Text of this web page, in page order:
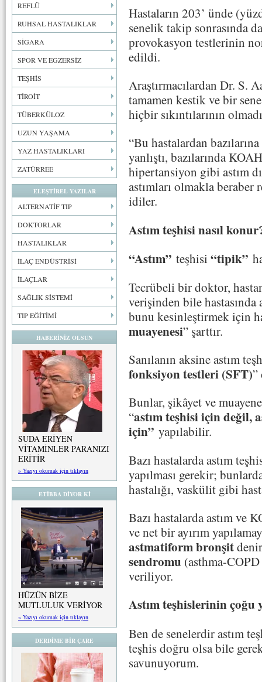
REFLÜ
RUHSAL HASTALIKLAR
SİGARA
SPOR VE EGZERSİZ
TEŞHİS
TİROİT
TÜBERKÜLOZ
UZUN YAŞAMA
YAZ HASTALIKLARI
ZATÜRREE
ELEŞTİREL YAZILAR
ALTERNATİF TIP
DOKTORLAR
HASTALIKLAR
İLAÇ ENDÜSTRİSİ
İLAÇLAR
SAĞLIK SİSTEMİ
TIP EĞİTİMİ
HABERİNİZ OLSUN
SUDA ERİYEN
VİTAMİNLER PARANIZI
ERİTİR
» Yazıyı okumak için tıklayın
ETİBBA DİYOR Kİ
HÜZÜN BİZE
MUTLULUK VERİYOR
» Yazıyı okumak için tıklayın
DERDİME BİR ÇARE
Hastaların 203’ ünde
senelik takip sonrasında
provokasyon testlerinin
edildi.
Araştırmacılardan Dr. S.
tamamen kestik ve bir
hiçbir sıkıntılarının
“Bu hastalardan
yanlıştı, bazılarında
hipertansiyon gibi astım
astımları olmakla
idiler.
Astım teşhisi nasıl
“Astım” teşhisi “tipik”
Tecrübeli bir doktor,
verişinden bile
bunu kesinleştirmek için
muayenesi” şarttır.
Sanılanın aksine astım
fonksiyon testleri (SFT)”
Bunlar, şikâyet ve
“astım teşhisi için değil,
için” yapılabilir.
Bazı hastalarda astım
yapılması gerekir;
hastalığı, vaskülit gibi
Bazı hastalarda astım ve
ve net bir ayırım
astmatiform bronşit
sendromu (asthma-
veriliyor.
Astım teşhislerinin çoğu
Ben de senelerdir astım
teşhis doğru olsa bile
savunuyorum.